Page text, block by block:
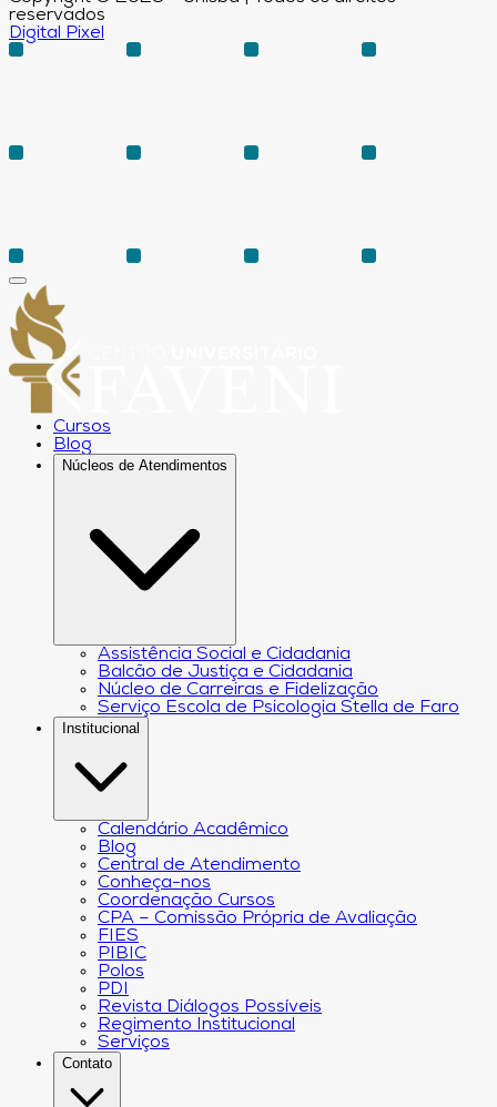
reservados
Digital Pixel
Cursos
Blog
Núcleos de Atendimentos
Assistência Social e Cidadania
Balcão de Justiça e Cidadania
Núcleo de Carreiras e Fidelização
Serviço Escola de Psicologia Stella de Faro
Institucional
Calendário Acadêmico
Blog
Central de Atendimento
Conheça-nos
Coordenação Cursos
CPA – Comissão Própria de Avaliação
FIES
PIBIC
Polos
PDI
Revista Diálogos Possíveis
Regimento Institucional
Serviços
Contato